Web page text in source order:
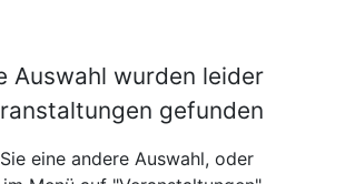
Auswahl wurden leider
gefunden
eine andere Auswahl, oder